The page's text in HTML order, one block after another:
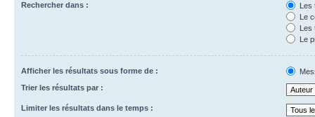
Rechercher dans :
Les
Le
Les
Le
Afficher les résultats sous forme de :
Trier les résultats par :
Limiter les résultats dans le temps :